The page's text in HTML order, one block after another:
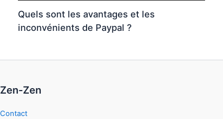
Quels sont les avantages et les
inconvénients de Paypal ?
Zen-Zen
Contact